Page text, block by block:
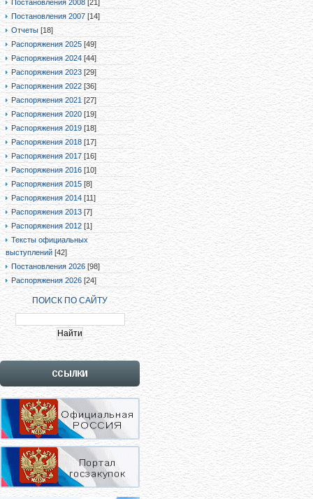
Постановления 2008 [21]
Постановления 2007 [14]
Отчеты [18]
Распоряжения 2025 [49]
Распоряжения 2024 [44]
Распоряжения 2023 [29]
Распоряжения 2022 [36]
Распоряжения 2021 [27]
Распоряжения 2020 [19]
Распоряжения 2019 [18]
Распоряжения 2018 [17]
Распоряжения 2017 [16]
Распоряжения 2016 [10]
Распоряжения 2015 [8]
Распоряжения 2014 [11]
Распоряжения 2013 [7]
Распоряжения 2012 [1]
Тексты официальных
выступлений [42]
Постановления 2026 [98]
Распоряжения 2026 [24]
ПОИСК ПО САЙТУ